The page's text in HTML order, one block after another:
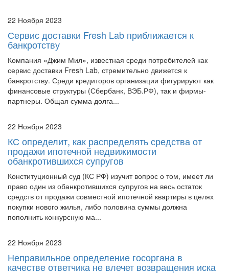
22 Ноября 2023
Сервис доставки Fresh Lab приближается к
банкротству
Компания «Джим Мил», известная среди потребителей как
сервис доставки Fresh Lab, стремительно движется к
банкротству. Среди кредиторов организации фигурируют как
финансовые структуры (Сбербанк, ВЭБ.РФ), так и фирмы-
партнеры. Общая сумма долга...
22 Ноября 2023
КС определит, как распределять средства от
продажи ипотечной недвижимости
обанкротившихся супругов
Конституционный суд (КС РФ) изучит вопрос о том, имеет ли
право один из обанкротившихся супругов на весь остаток
средств от продажи совместной ипотечной квартиры в целях
покупки нового жилья, либо половина суммы должна
пополнить конкурсную ма...
22 Ноября 2023
Неправильное определение госоргана в
качестве ответчика не влечет возвращения иска